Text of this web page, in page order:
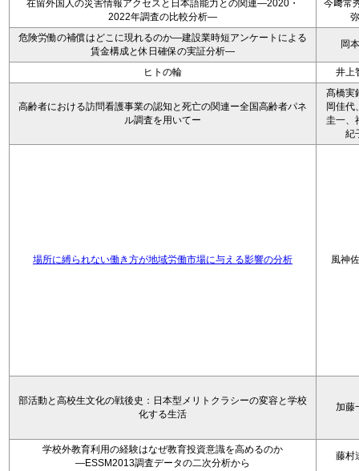
在留外国人の災害情報アクセスと日本語能力との関連―2020・
2022年調査の比較分析―
今﨑常
弥
危険労働の補償はどこに現れるのか―建設業時短アンケートによる
賃金構成と休日確保の実証分析―
岡
ヒトの輪 井上
高齢者における訪問看護事業の認知と死亡の関連ー全国高齢者パネ
ル調査を用いてー
髙橋実
岡佳代
圭一、
紀
場所に縛られない働き方が地域労働市場に与える影響の分析 風神
部活動と高校生文化の戦後史：日本型メリトクラシーの変容と学校
化する生活
加藤
学校外教育利用の経験はなぜ教育投資意識を高めるのか
―ESSM2013調査データの二次分析から
藤村